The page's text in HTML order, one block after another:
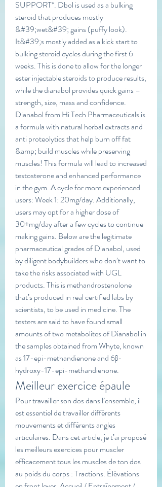
SUPPORT*. Dbol is used as a bulking
steroid that produces mostly
&#39;wet&#39; gains (puffy look).
It&#39;s mostly added as a kick start to
bulking steroid cycles during the first 6
weeks. This is done to allow for the longer
ester injectable steroids to produce results,
while the dianabol provides quick gains –
strength, size, mass and confidence.
Dianabol from Hi Tech Pharmaceuticals is
a formula with natural herbal extracts and
anti proteolytics that help burn off fat
&amp; build muscles while preserving
muscles! This formula will lead to increased
testosterone and enhanced performance
in the gym. A cycle for more experienced
users: Week 1: 20mg/day. Additionally,
users may opt for a higher dose of
30+mg/day after a few cycles to continue
making gains. Below are the legitimate
pharmaceutical grades of Dianabol, used
by diligent bodybuilders who don’t want to
take the risks associated with UGL
products. This is methandrostenolone
that’s produced in real certified labs by
scientists, to be used in medicine. The
testers are said to have found small
amounts of two metabolites of Dianabol in
the samples obtained from Whyte, known
as 17-epi-methandienone and 6β-
hydroxy-17-epi-methandienone.
Meilleur exercice épaule
Pour travailler son dos dans l’ensemble, il
est essentiel de travailler différents
mouvements et différents angles
articulaires. Dans cet article, je t’ai proposé
les meilleurs exercices pour muscler
efficacement tous les muscles de ton dos
au poids du corps : Tractions. Élévations